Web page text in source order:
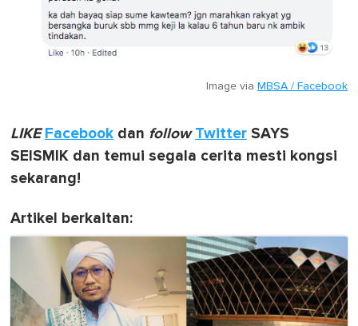
Image via MBSA / Facebook
LIKE Facebook dan follow Twitter SAYS
SEISMIK dan temui segala cerita mesti kongsi
sekarang!
Artikel berkaitan: